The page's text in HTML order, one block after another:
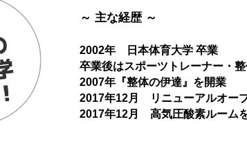
～ 主な経歴 ～
2002年 日本体育大学 卒業
卒業後はスポーツトレーナー・
2007年『整体の伊達』を開業
2017年12月 リニューアルオー
2017年12月 高気圧酸素ルーム